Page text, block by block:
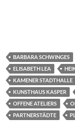
BARBARA SCHWINGES
ELISABETH LEA
KAMENER STADTHALLE
KUNSTHAUS KASPER
OFFENE ATELIERS
PARTNERSTÄDTE